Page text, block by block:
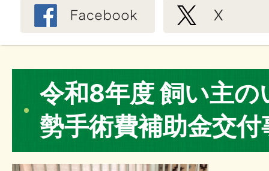
令和8年度 飼い主
勢手術費補助金交